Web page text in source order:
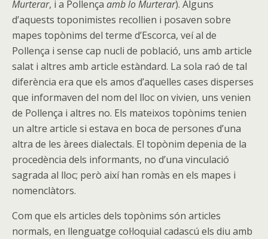
Murterar, i a Pollença amb lo Murterar). Alguns
d’aquests toponimistes recollien i posaven sobre
mapes topònims del terme d’Escorca, veí al de
Pollença i sense cap nucli de població, uns amb article
salat i altres amb article estàndard. La sola raó de tal
diferència era que els amos d’aquelles cases disperses
que informaven del nom del lloc on vivien, uns venien
de Pollença i altres no. Els mateixos topònims tenien
un altre article si estava en boca de persones d’una
altra de les àrees dialectals. El topònim depenia de la
procedència dels informants, no d’una vinculació
sagrada al lloc; però així han romàs en els mapes i
nomenclàtors.
Com que els articles dels topònims són articles
normals, en llenguatge col·loquial cadascú els diu amb